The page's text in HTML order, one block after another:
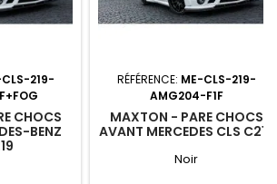
219-
CHOCS
BENZ
RÉFÉRENCE: ME-CLS-219-
AMG204-F1F
MAXTON - PARE CHOCS
AVANT MERCEDES CLS C219
Noir